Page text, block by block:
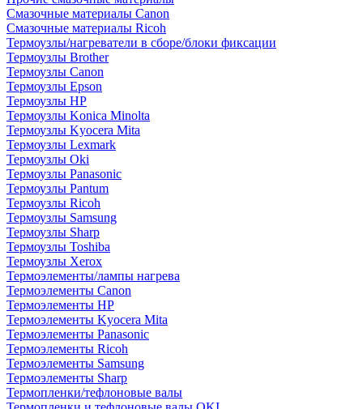
Смазочные материалы Canon
Смазочные материалы Ricoh
Термоузлы/нагреватели в сборе/блоки фиксации
Термоузлы Brother
Термоузлы Canon
Термоузлы Epson
Термоузлы HP
Термоузлы Konica Minolta
Термоузлы Kyocera Mita
Термоузлы Lexmark
Термоузлы Oki
Термоузлы Panasonic
Термоузлы Pantum
Термоузлы Ricoh
Термоузлы Samsung
Термоузлы Sharp
Термоузлы Toshiba
Термоузлы Xerox
Термоэлементы/лампы нагрева
Термоэлементы Canon
Термоэлементы HP
Термоэлементы Kyocera Mita
Термоэлементы Panasonic
Термоэлементы Ricoh
Термоэлементы Samsung
Термоэлементы Sharp
Термопленки/тефлоновые валы